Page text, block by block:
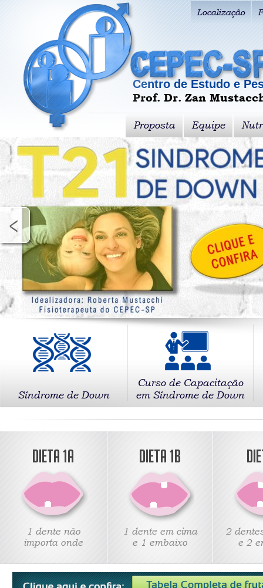
Localização
Centro de Estudo e
Prof. Dr. Zan
Proposta Equipe
Síndrome de Down
Curso de Capacitação
em Síndrome de Down
DIETA 1A
1 dente não
importa onde
DIETA 1B
1 dente em cima
e 1 embaixo
2
e 2